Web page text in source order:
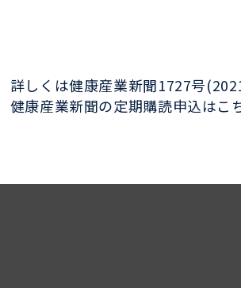
詳しくは健康産業新聞1727号
健康産業新聞の定期購読申込はこ